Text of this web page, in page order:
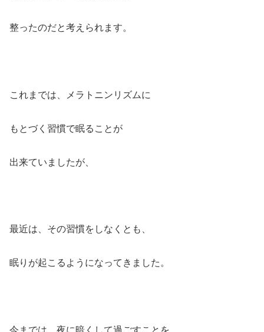
整ったのだと考えられます。
これまでは、メラトニンリズムに
もとづく習慣で眠ることが
出来ていましたが、
最近は、その習慣をしなくとも、
眠りが起こるようになってきました。
今までは、夜に暗くして過ごすことを